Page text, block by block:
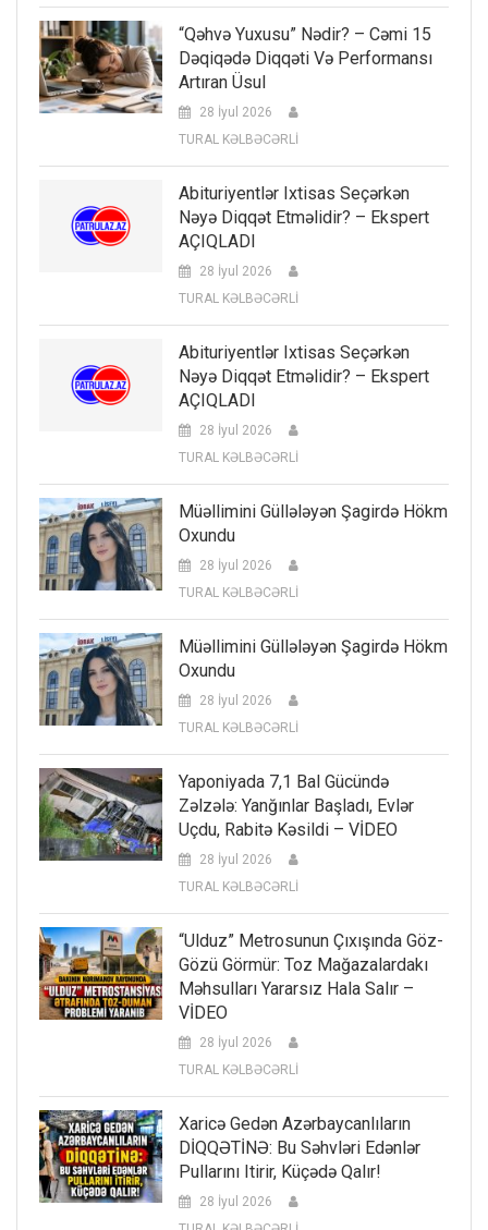
“Qəhvə Yuxusu” Nədir? – Cəmi 15
Dəqiqədə Diqqəti Və Performansı
Artıran Üsul
28 İyul 2026
TURAL KƏLBƏCƏRLİ
Abituriyentlər Ixtisas Seçərkən
Nəyə Diqqət Etməlidir? – Ekspert
AÇIQLADI
28 İyul 2026
TURAL KƏLBƏCƏRLİ
Abituriyentlər Ixtisas Seçərkən
Nəyə Diqqət Etməlidir? – Ekspert
AÇIQLADI
28 İyul 2026
TURAL KƏLBƏCƏRLİ
Müəllimini Güllələyən Şagirdə Hökm
Oxundu
28 İyul 2026
TURAL KƏLBƏCƏRLİ
Müəllimini Güllələyən Şagirdə Hökm
Oxundu
28 İyul 2026
TURAL KƏLBƏCƏRLİ
Yaponiyada 7,1 Bal Gücündə
Zəlzələ: Yanğınlar Başladı, Evlər
Uçdu, Rabitə Kəsildi – VİDEO
28 İyul 2026
TURAL KƏLBƏCƏRLİ
“Ulduz” Metrosunun Çıxışında Göz-
Gözü Görmür: Toz Mağazalardakı
Məhsulları Yararsız Hala Salır –
VİDEO
28 İyul 2026
TURAL KƏLBƏCƏRLİ
Xaricə Gedən Azərbaycanlıların
DİQQƏTİNƏ: Bu Səhvləri Edənlər
Pullarını Itirir, Küçədə Qalır!
28 İyul 2026